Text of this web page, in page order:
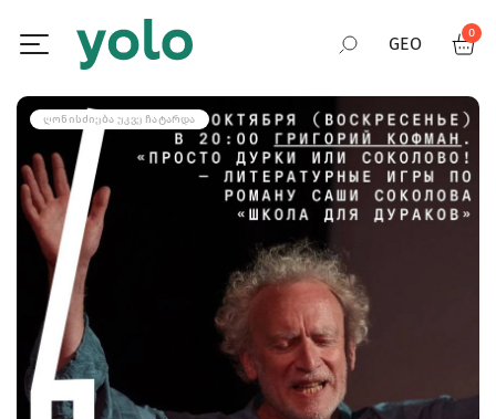
GEO
RUS
ENG
0
ᲦᲝᲜᲘᲡᲫᲘᲔᲑᲐ ᲣᲙᲕᲔ ᲩᲐᲢᲐᲠᲓᲐ